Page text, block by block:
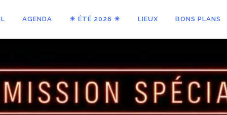
AGENDA ☀ ÉTÉ 2026 ☀ LIEUX BONS PLANS